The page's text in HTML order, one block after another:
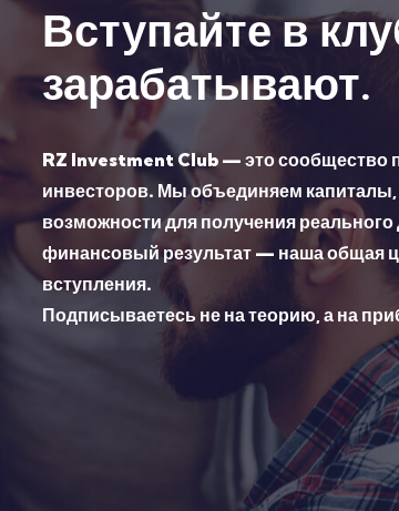
Вступайте в
зарабатывают.
RZ Investment Club — это сообщество
инвесторов. Мы объединяем капиталы,
возможности для получения
финансовый результат — наша общая
вступления.
Подписываетесь не на теорию, а на